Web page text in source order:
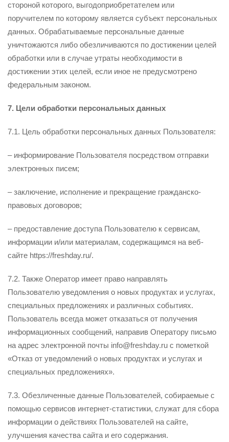
стороной которого, выгодоприобретателем или
поручителем по которому является субъект персональных
данных. Обрабатываемые персональные данные
уничтожаются либо обезличиваются по достижении целей
обработки или в случае утраты необходимости в
достижении этих целей, если иное не предусмотрено
федеральным законом.
7. Цели обработки персональных данных
7.1. Цель обработки персональных данных Пользователя:
– информирование Пользователя посредством отправки
электронных писем;
– заключение, исполнение и прекращение гражданско-
правовых договоров;
– предоставление доступа Пользователю к сервисам,
информации и/или материалам, содержащимся на веб-
сайте https://freshday.ru/.
7.2. Также Оператор имеет право направлять
Пользователю уведомления о новых продуктах и услугах,
специальных предложениях и различных событиях.
Пользователь всегда может отказаться от получения
информационных сообщений, направив Оператору письмо
на адрес электронной почты info@freshday.ru с пометкой
«Отказ от уведомлений о новых продуктах и услугах и
специальных предложениях».
7.3. Обезличенные данные Пользователей, собираемые с
помощью сервисов интернет-статистики, служат для сбора
информации о действиях Пользователей на сайте,
улучшения качества сайта и его содержания.